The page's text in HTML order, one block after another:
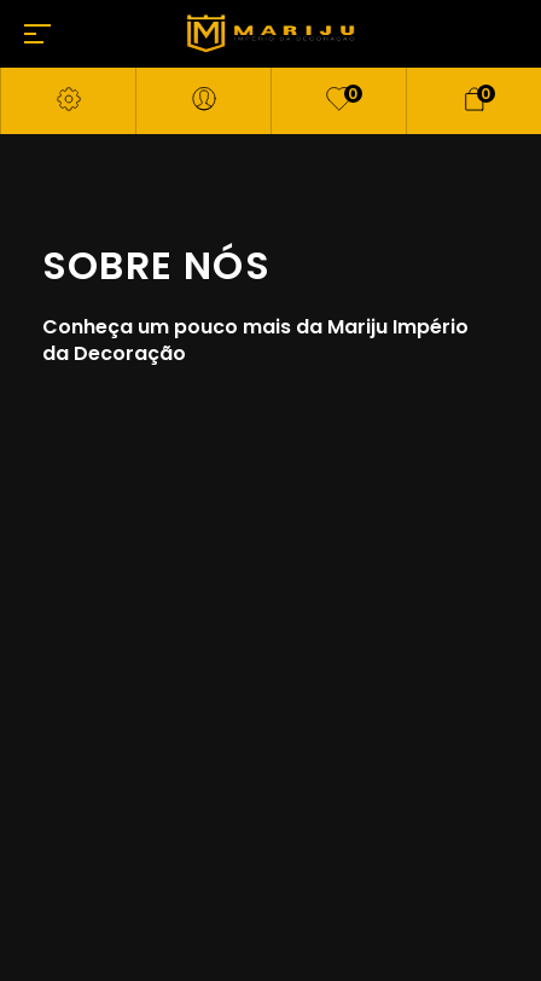
0 0
SOBRE NÓS
Conheça um pouco mais da Mariju Império
da Decoração